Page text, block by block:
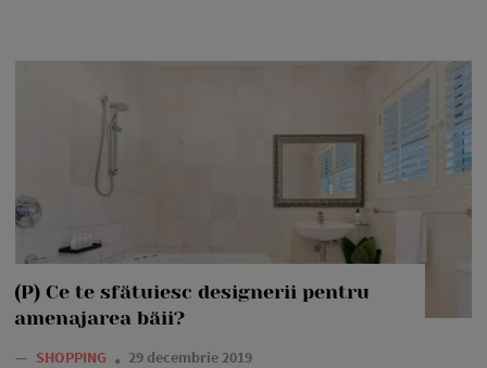
(P) Ce te sfătuiesc designerii pentru
amenajarea băii?
— SHOPPING
29 decembrie 2019